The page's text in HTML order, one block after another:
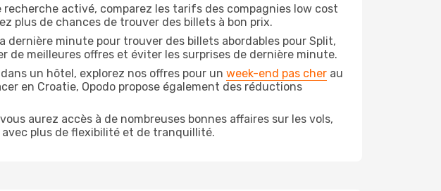
activé, comparez les tarifs des compagnies low cost
plus de chances de trouver des billets à bon prix.
minute pour trouver des billets abordables pour Split,
de meilleures offres et éviter les surprises de dernière minute.
un hôtel, explorez nos offres pour un week-end pas cher au
en Croatie, Opodo propose également des réductions
aurez accès à de nombreuses bonnes affaires sur les vols,
plus de flexibilité et de tranquillité.